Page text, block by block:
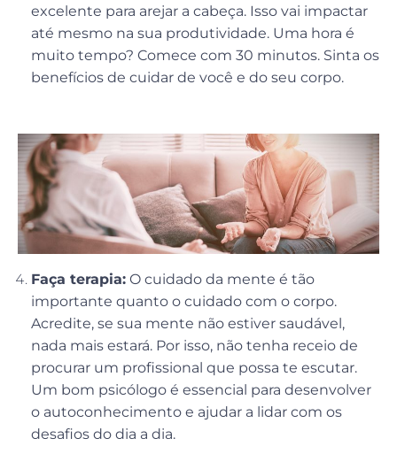
excelente para arejar a cabeça. Isso vai impactar
até mesmo na sua produtividade. Uma hora é
muito tempo? Comece com 30 minutos. Sinta os
benefícios de cuidar de você e do seu corpo.
Faça terapia: O cuidado da mente é tão
importante quanto o cuidado com o corpo.
Acredite, se sua mente não estiver saudável,
nada mais estará. Por isso, não tenha receio de
procurar um profissional que possa te escutar.
Um bom psicólogo é essencial para desenvolver
o autoconhecimento e ajudar a lidar com os
desafios do dia a dia.